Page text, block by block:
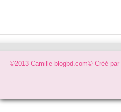
©2013 Camille-blogbd.com© Créé par